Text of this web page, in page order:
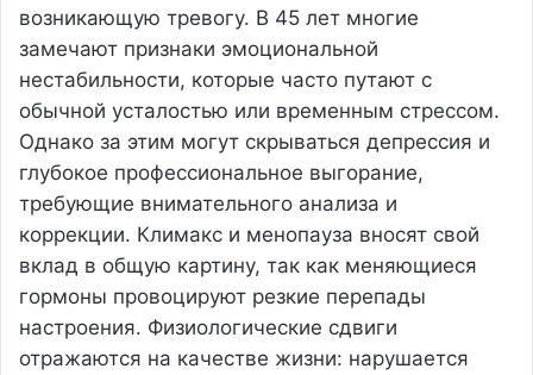
возникающую тревогу. В 45 лет многие
замечают признаки эмоциональной
нестабильности, которые часто путают с
обычной усталостью или временным стрессом.
Однако за этим могут скрываться депрессия и
глубокое профессиональное выгорание,
требующие внимательного анализа и
коррекции. Климакс и менопауза вносят свой
вклад в общую картину, так как меняющиеся
гормоны провоцируют резкие перепады
настроения. Физиологические сдвиги
отражаются на качестве жизни: нарушается